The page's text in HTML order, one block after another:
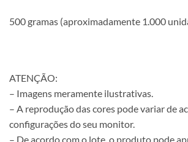
500 gramas (aproximadamente 1.000
ATENÇÃO:
– Imagens meramente ilustrativas.
– A reprodução das cores pode variar de
configurações do seu monitor.
– De acordo com o lote, o produto pode